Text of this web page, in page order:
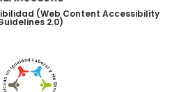
(Web Content Accessibility
2.0)